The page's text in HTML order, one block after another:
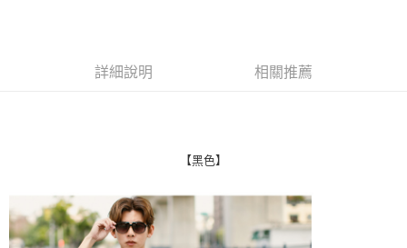
AFTEE先享後付是「在收到商品之後才付款」的支付方式。 讓您購物簡單
結帳頁面，進行簡訊認證並確認金額後，即可完成結帳。
２．訂單成立數日內，您將收到繳費通知簡訊。
３．收到繳費通知簡訊後14天內，點擊此簡訊中的連結，可透過四大超商／
先付款後全家取貨
每筆NT$80，滿NT$1,800(含以上)免運費
詳細說明 相關推薦
【黑色】